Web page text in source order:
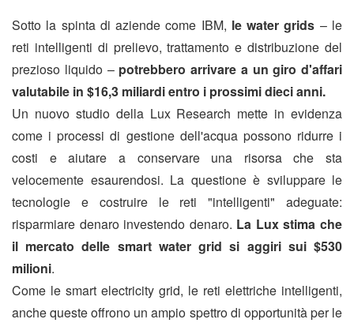
Sotto la spinta di aziende come IBM, le water grids – le
reti intelligenti di prelievo, trattamento e distribuzione del
prezioso liquido – potrebbero arrivare a un giro d'affari
valutabile in $16,3 miliardi entro i prossimi dieci anni.
Un nuovo studio della Lux Research mette in evidenza
come i processi di gestione dell'acqua possono ridurre i
costi e aiutare a conservare una risorsa che sta
velocemente esaurendosi. La questione è sviluppare le
tecnologie e costruire le reti "intelligenti" adeguate:
risparmiare denaro investendo denaro. La Lux stima che
il mercato delle smart water grid si aggiri sui $530
milioni.
Come le smart electricity grid, le reti elettriche intelligenti,
anche queste offrono un ampio spettro di opportunità per le